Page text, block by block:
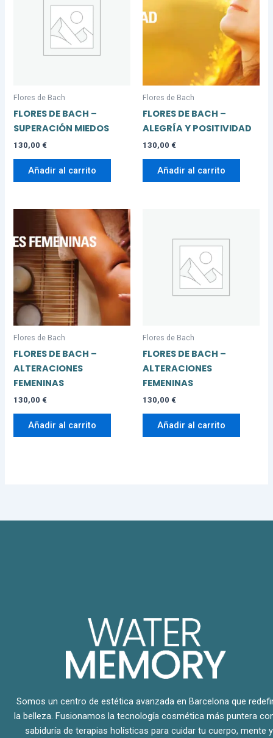
Flores de Bach
FLORES DE BACH –
SUPERACIÓN MIEDOS
130,00 €
Añadir al carrito
Flores de Bach
FLORES DE BACH –
ALEGRÍA Y POSITIVIDAD
130,00 €
Añadir al carrito
Flores de Bach
FLORES DE BACH –
ALTERACIONES
FEMENINAS
130,00 €
Añadir al carrito
Flores de Bach
FLORES DE BACH –
ALTERACIONES
FEMENINAS
130,00 €
Añadir al carrito
Somos un centro de estética avanzada en Barcelona que
la belleza. Fusionamos la tecnología cosmética más puntera
sabiduría de terapias holísticas para cuidar tu cuerpo, mente y